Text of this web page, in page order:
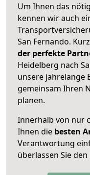
Um Ihnen das
kennen wir auch
San Fernando.
der perfekte
Heidelberg nach
unsere jahrelange
gemeinsam Ihren
planen.
Innerhalb von nur
Ihnen die besten
Verantwortung
überlassen Sie